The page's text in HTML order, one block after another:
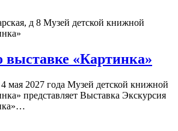
д 8 Музей детской книжной
выставке «Картинка»
мая 2027 года Музей детской книжной
представляет Выставка Экскурсия